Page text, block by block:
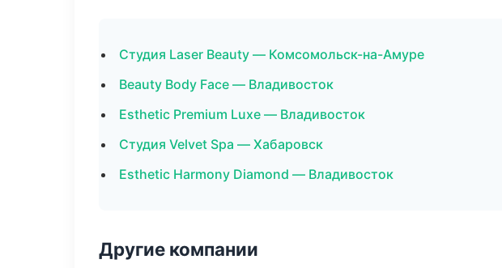
Студия Laser Beauty — Комсомольск-на-Амуре
Beauty Body Face — Владивосток
Esthetic Premium Luxe — Владивосток
Студия Velvet Spa — Хабаровск
Esthetic Harmony Diamond — Владивосток
Другие компании